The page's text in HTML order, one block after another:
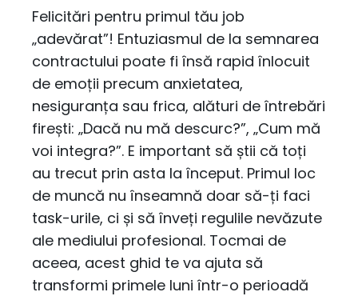
Felicitări pentru primul tău job
„adevărat”! Entuziasmul de la semnarea
contractului poate fi însă rapid înlocuit
de emoții precum anxietatea,
nesiguranța sau frica, alături de întrebări
firești: „Dacă nu mă descurc?”, „Cum mă
voi integra?”. E important să știi că toți
au trecut prin asta la început. Primul loc
de muncă nu înseamnă doar să-ți faci
task-urile, ci și să înveți regulile nevăzute
ale mediului profesional. Tocmai de
aceea, acest ghid te va ajuta să
transformi primele luni într-o perioadă